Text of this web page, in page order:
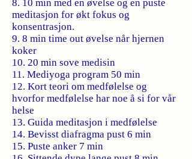
8. 10 min med en øvelse og en puste
meditasjon for økt fokus og
konsentrasjon.
9. 8 min time out øvelse når hjernen
koker
10. 20 min sove medisin
11. Mediyoga program 50 min
12. Kort teori om medfølelse og
hvorfor medfølelse har noe å si for vår
helse
13. Guida meditasjon i medfølelse
14. Bevisst diafragma pust 6 min
15. Puste anker 7 min